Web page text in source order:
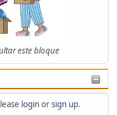
este bloque
loginorsign up.